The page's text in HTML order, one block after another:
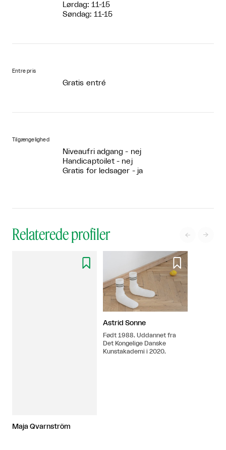
Lørdag: 11-15
Søndag: 11-15
Entre pris
Gratis entré
Tilgængelighed
Niveaufri adgang - nej
Handicaptoilet - nej
Gratis for ledsager - ja
Relaterede profiler  

Maja Qvarnström

Astrid Sonne
Født 1988. Uddannet fra
Det Kongelige Danske
Kunstakademi i 2020.